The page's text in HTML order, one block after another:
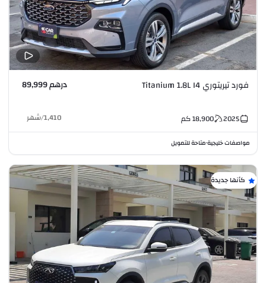
فورد تيريتوري Titanium 1.8L I4 درهم 89,999
2025
18,900كم 1,410
/شهر
مواصفات خليجية•متاحة للتمويل
كأنها جديدة